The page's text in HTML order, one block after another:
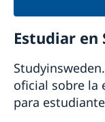
Estudiar en
oficial sobre la
para